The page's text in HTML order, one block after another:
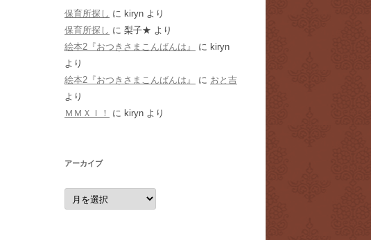
保育所探し に kiryn より
保育所探し に 梨子★ より
絵本2『おつきさまこんばんは』
に kiryn
より
絵本2『おつきさまこんばんは』
に おと吉
より
ＭＭＸＩ！
に kiryn より
アーカイブ
ア
ー
カ